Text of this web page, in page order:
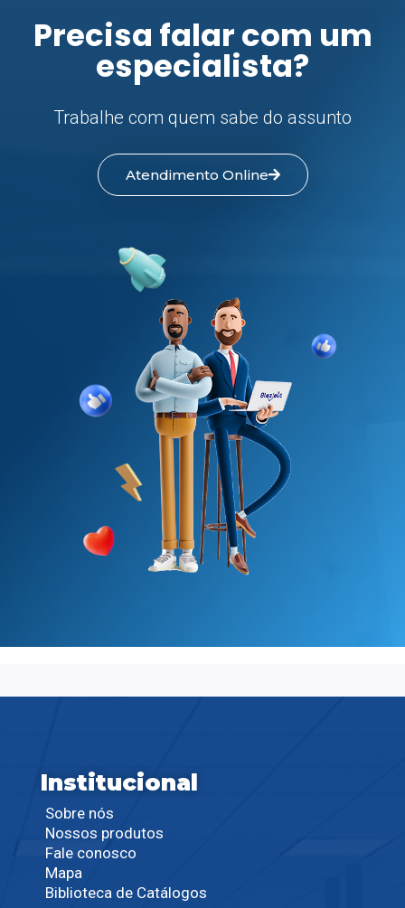
Precisa falar com um
especialista?
Trabalhe com quem sabe do assunto
Atendimento Online
Institucional
Sobre nós
Nossos produtos
Fale conosco
Mapa
Biblioteca de Catálogos